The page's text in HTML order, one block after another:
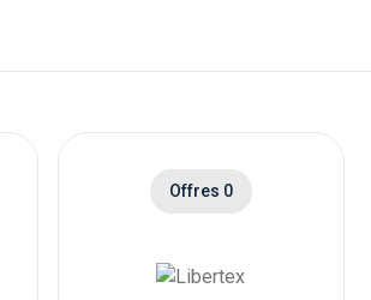
Offres 0